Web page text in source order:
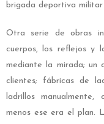
brigada deportiva
Otra serie de obras
cuerpos, los reflejos y
mediante la mirada; un
clientes; fábricas de
ladrillos manualmente,
menos ese era el plan.